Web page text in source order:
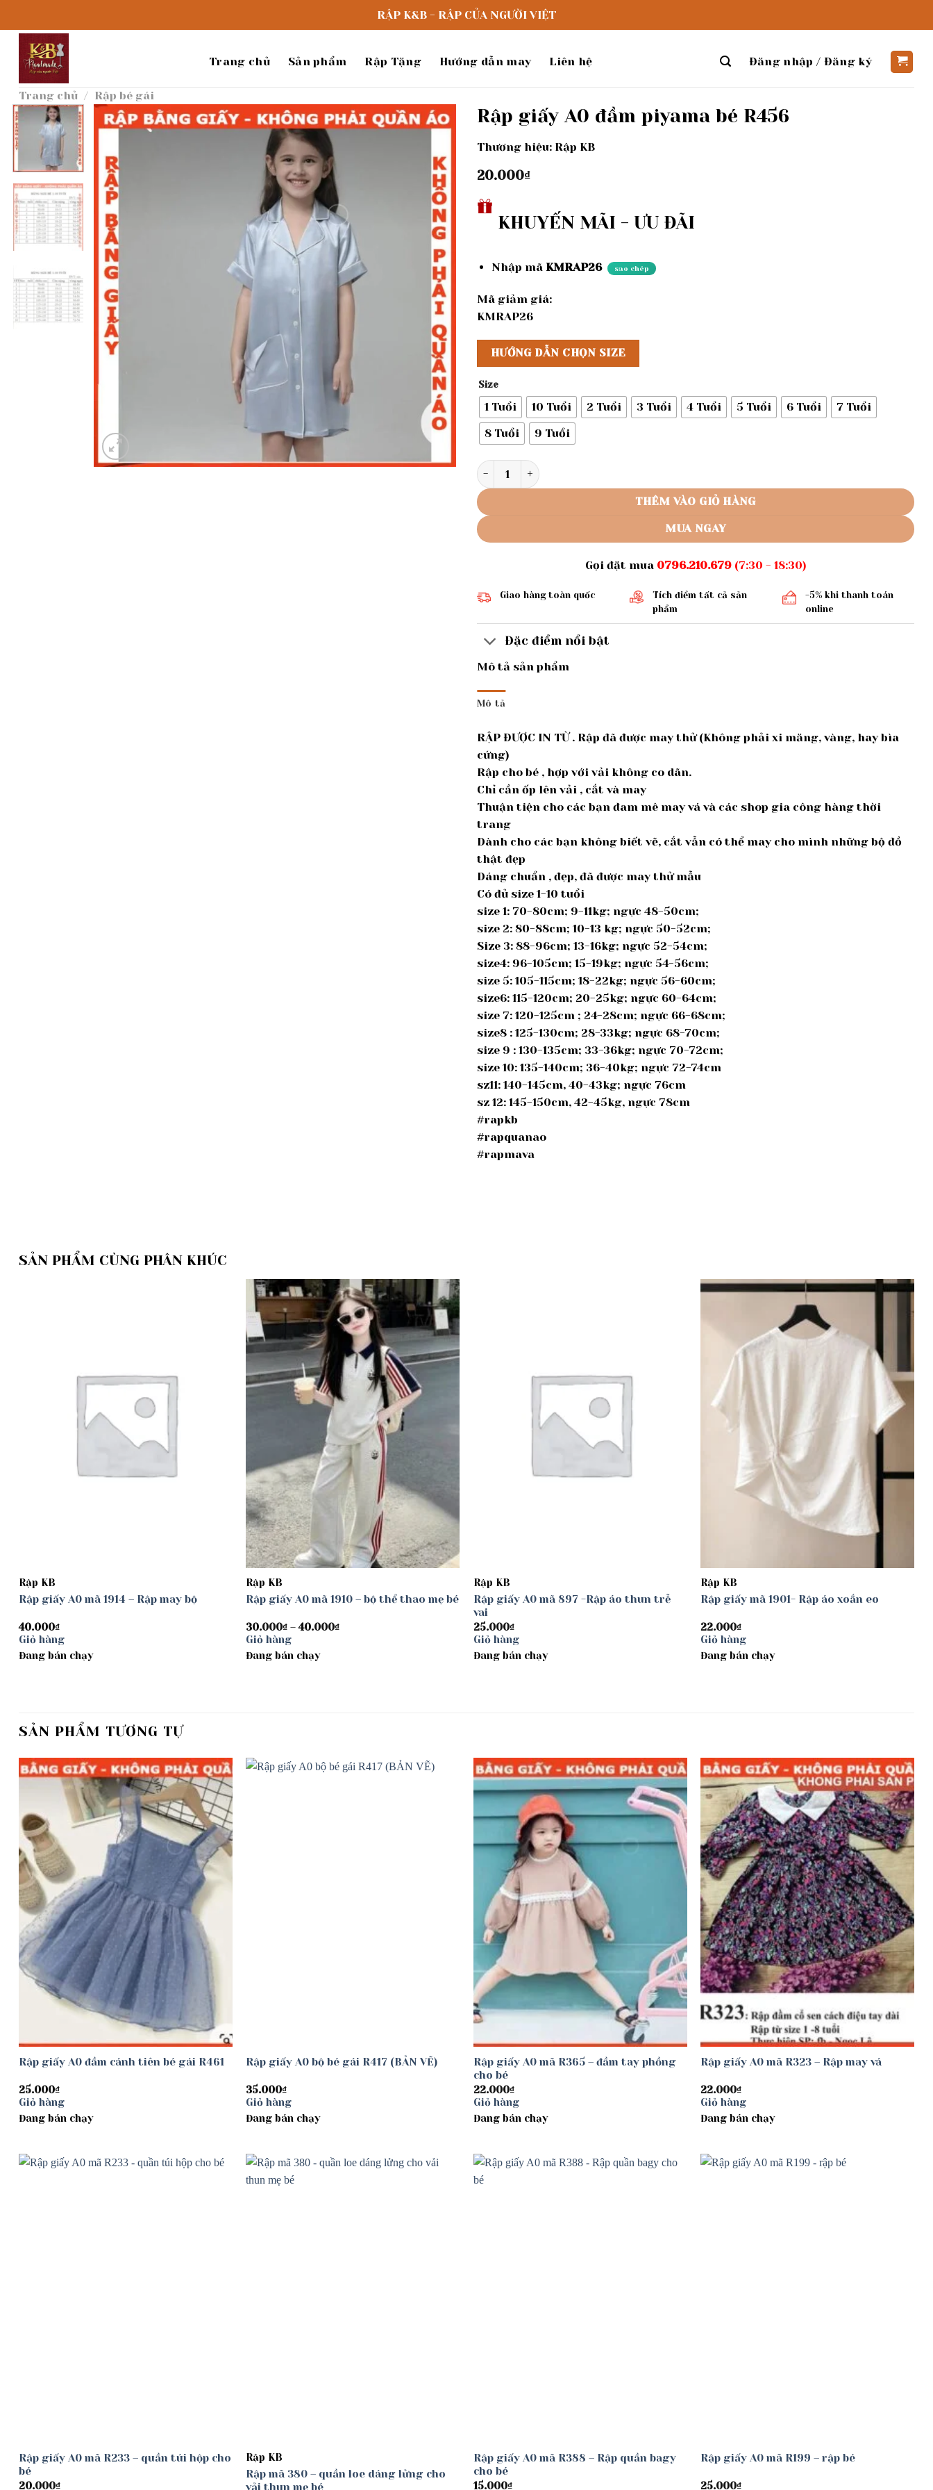
dung
RẬP K&B - RẬP CỦA NGƯỜI VIỆT
Trang chủ Sản phẩm Rập Tặng Hướng dẫn may Liên hệ Đăng nhập / Đăng ký
Trang chủ / Rập bé gái
wishlist
Rập giấy A0 đầm piyama bé R456
Thương hiệu: Rập KB
20.000₫
KHUYẾN MÃI - ƯU ĐÃI
Nhập mã KMRAP26 sao chép
Mã giảm giá:
KMRAP26
HƯỚNG DẪN CHỌN SIZE
Size
1 Tuổi 10 Tuổi 2 Tuổi 3 Tuổi 4 Tuổi 5 Tuổi 6 Tuổi
7 Tuổi
8 Tuổi
9 Tuổi
Rập giấy A0 đầm piyama bé R456 số lượng
THÊM VÀO GIỎ HÀNG
MUA NGAY
Gọi đặt mua 0796.210.679(7:30 - 18:30)
Giao hàng toàn quốc
Tích điểm tất cả sản
phẩm
-5% khi thanh toán
online
Đặc điểm nổi bật
Mô tả sản phẩm
Mô tả
RẬP ĐƯỢC IN TỪ . Rập đã được may thử (Không phải xi măng, vàng, hay bìa
cứng)
Rập cho bé , hợp với vải không co dãn.
Chỉ cần ốp lên vải , cắt và may
Thuận tiện cho các bạn đam mê may vá và các shop gia công hàng thời
trang
Dành cho các bạn không biết vẽ, cắt vẫn có thể may cho mình những bộ đồ
thật đẹp
Dáng chuẩn , đẹp, đã được may thử mẫu
Có đủ size 1-10 tuổi
size 1: 70-80cm; 9-11kg; ngực 48-50cm;
size 2: 80-88cm; 10-13 kg; ngực 50-52cm;
Size 3: 88-96cm; 13-16kg; ngực 52-54cm;
size4: 96-105cm; 15-19kg; ngực 54-56cm;
size 5: 105-115cm; 18-22kg; ngực 56-60cm;
size6: 115-120cm; 20-25kg; ngực 60-64cm;
size 7: 120-125cm ; 24-28cm; ngực 66-68cm;
size8 : 125-130cm; 28-33kg; ngực 68-70cm;
size 9 : 130-135cm; 33-36kg; ngực 70-72cm;
size 10: 135-140cm; 36-40kg; ngực 72-74cm
sz11: 140-145cm, 40-43kg; ngực 76cm
sz 12: 145-150cm, 42-45kg, ngực 78cm
#rapkb
#rapquanao
#rapmava
SẢN PHẨM CÙNG PHÂN KHÚC
Rập KB
Rập giấy A0 mã 1914 – Rập may bộ
40.000₫
Giỏ hàng
Đang bán chạy
Add to
wishlist
Rập KB
Rập giấy A0 mã 1910 – bộ thể thao mẹ bé
30.000₫ – 40.000₫Khoảng
Giỏ hàng
Đang bán chạy
Rập KB
Rập giấy A0 mã 897 -Rập áo thun trễ
vai
25.000₫
Giỏ hàng
Đang bán chạy
Rập KB
Rập giấy mã 1901- Rập áo xoắn eo
22.000₫
Giỏ hàng
Đang bán chạy
SẢN PHẨM TƯƠNG TỰ
Add to
wishlist
Rập giấy A0 đầm cánh tiên bé gái R461
25.000₫
Giỏ hàng
Đang bán chạy
Rập giấy A0 bộ bé gái R417 (BẢN VẼ)
35.000₫
Giỏ hàng
Đang bán chạy
Add to
wishlist
Rập giấy A0 mã R365 – đầm tay phồng
cho bé
22.000₫
Giỏ hàng
Đang bán chạy
Add to
wishlist
Rập giấy A0 mã R323 – Rập may vá
22.000₫
Giỏ hàng
Đang bán chạy
Rập giấy A0 mã R233 – quần túi hộp cho
bé
20.000₫
Rập KB
Rập mã 380 – quần loe dáng lửng cho
vải thun mẹ bé
Rập giấy A0 mã R388 – Rập quần bagy
cho bé
15.000₫
Rập giấy A0 mã R199 – rập bé
25.000₫